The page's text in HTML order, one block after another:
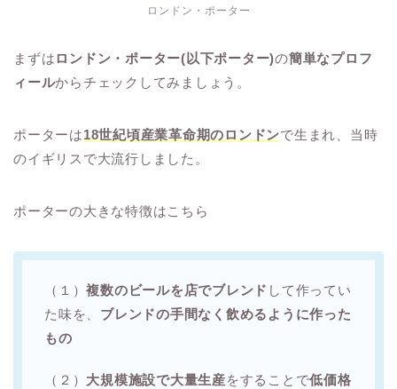
ロンドン・ポーター
まずはロンドン・ポーター(以下ポーター)の簡単なプロフ
ィールからチェックしてみましょう。
ポーターは18世紀頃産業革命期のロンドンで生まれ、当時
のイギリスで大流行しました。
ポーターの大きな特徴はこちら
（１）複数の ビールを店でブレンド して作ってい
た味を、 ブレンドの手間なく飲めるように作った
もの
（２） 大規模施設で大量生産をすることで低価格